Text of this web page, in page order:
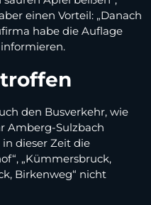
einen Vorteil: „Danach
habe die Auflage
den Busverkehr, wie
Amberg-Sulzbach
dieser Zeit die
„Kümmersbruck,
Birkenweg“ nicht